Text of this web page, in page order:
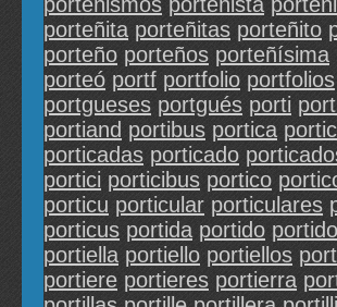
porteñita porteñitas porteñito
porteño porteños porteñísima
porteó portf portfolio portfolios
portgueses portgués porti
portiand portibus portica
porticadas porticado
portici porticibus portico
porticu porticular porticulares
porticus portida portido
portiella portiello portiellos
portiere portieres portierra